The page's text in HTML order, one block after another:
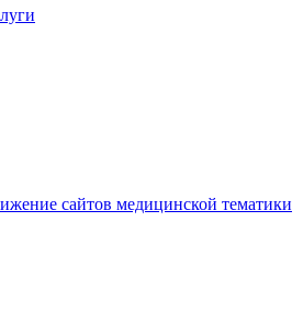
сайтов медицинской тематики